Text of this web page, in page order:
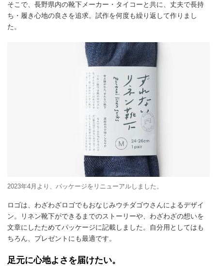
そこで、長野県内の靴下メーカー・タイコーと共に、丈夫で長持
ち・履き心地の良さを追求。試作を何度も繰り返して作りまし
た。
2023年4月より、パッケージをリニューアルしました。
ロゴは、わざわざロゴでもおなじみウチダゴウさんによるデザイ
ン。リネン靴下ができるまでのストーリーや、わざわざの想いを
文章にしたためてパッケージに記載しました。自分用としてはも
ちろん、プレゼントにも最適です。
足元に心地よさを届けたい。